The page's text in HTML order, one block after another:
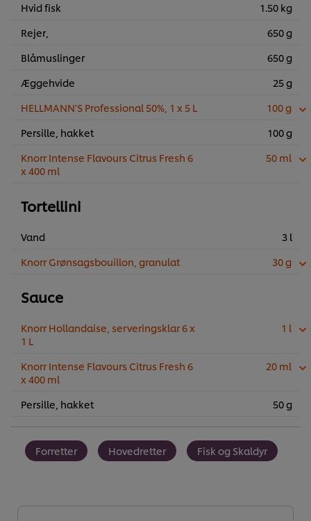
Hvid fisk
1.50 kg
Rejer,
650 g
Blåmuslinger
650 g
Æggehvide
25 g
HELLMANN'S Professional 50%, 1 x 5 L
100 g
Persille, hakket
100 g
Knorr Intense Flavours Citrus Fresh 6
x 400 ml
50 ml
Tortellini
Vand
3 l
Knorr Grønsagsbouillon, granulat
30 g
Sauce
Knorr Hollandaise, serveringsklar 6 x
1 L
1 l
Knorr Intense Flavours Citrus Fresh 6
x 400 ml
20 ml
Persille, hakket 50 g
Forretter Hovedretter Fisk og Skaldyr